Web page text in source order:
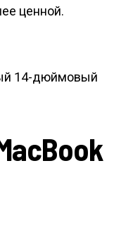
ценной.
14-дюймовый